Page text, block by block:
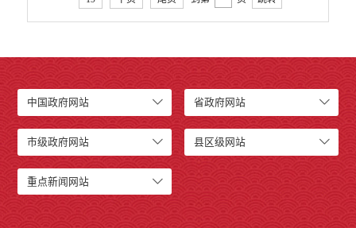
中国政府网站 省政府网站
市级政府网站 县区级网站
重点新闻网站